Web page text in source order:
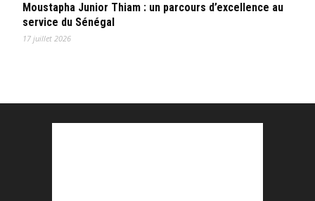
Moustapha Junior Thiam : un parcours d’excellence au
service du Sénégal
17 juillet 2026